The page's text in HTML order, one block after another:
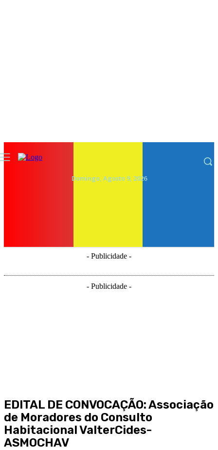
Domingo, Agosto 9, 2026
- Publicidade -
- Publicidade -
EDITAL DE CONVOCAÇÃO: Associação
de Moradores do Consulto
Habitacional ValterCides-
ASMOCHAV